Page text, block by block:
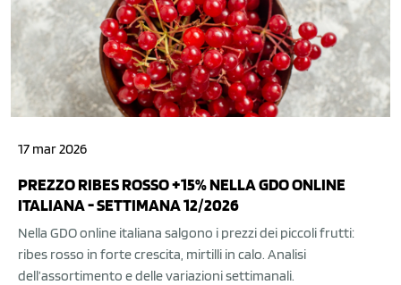
17 mar 2026
PREZZO RIBES ROSSO +15% NELLA GDO ONLINE
ITALIANA - SETTIMANA 12/2026
Nella GDO online italiana salgono i prezzi dei piccoli frutti:
ribes rosso in forte crescita, mirtilli in calo. Analisi
dell’assortimento e delle variazioni settimanali.